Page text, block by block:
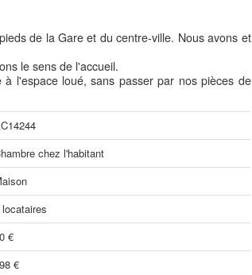
de la Gare et du centre-ville. Nous avons et
le sens de l'accueil.
l'espace loué, sans passer par nos pièces de
chez l'habitant
€
€